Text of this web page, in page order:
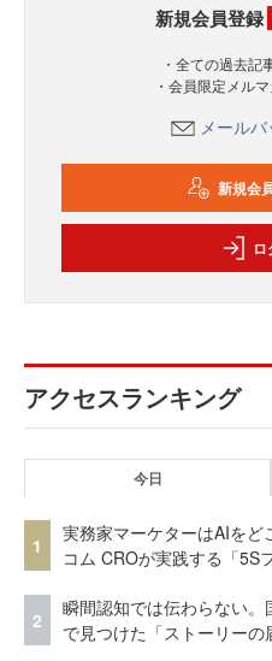
新規会員登録
・全ての過去記
・会員限定メル
メール
新規会
アクセスランキング
今日
1
実務家マーケターはAIをど
コム CROが実践する「5S
2
瞬間認知では伝わらない
で見つけた「ストーリーの